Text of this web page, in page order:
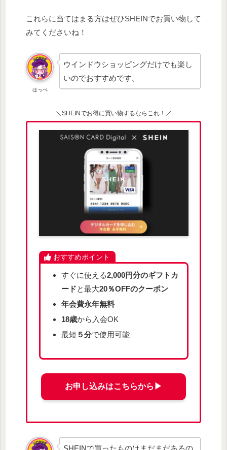
これらに当てはまる方はぜひSHEINでお買い物して
みてくださいね！
ほっぺ
ウインドウショッピングだけでも楽し
いのでおすすめです。
＼SHEINでお得に買い物するならこれ！／
おすすめポイント
すぐに使える2,000円分のギフトカ
ードと最大20％OFFのクーポン
年会費永年無料
18歳から入会OK
最短 ５分で使用可能
お申し込みはこちらから▶︎